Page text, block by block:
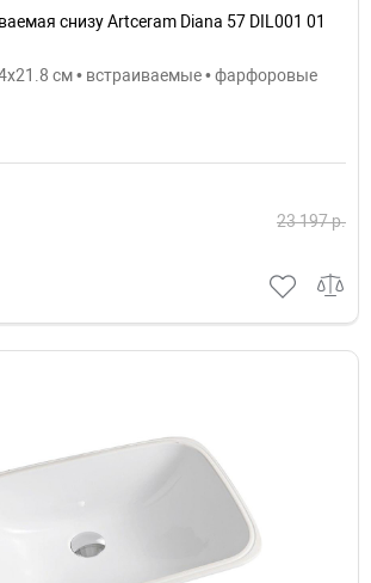
снизу Artceram Diana 57 DIL001 01
см • встраиваемые • фарфоровые
23 197 р.